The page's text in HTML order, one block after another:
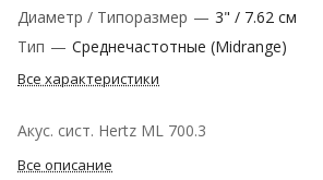
Диаметр / Типоразмер — 3" / 7.62 см
Тип — Среднечастотные (Midrange)
Все характеристики
Акус. сист. Hertz ML 700.3
Все описание